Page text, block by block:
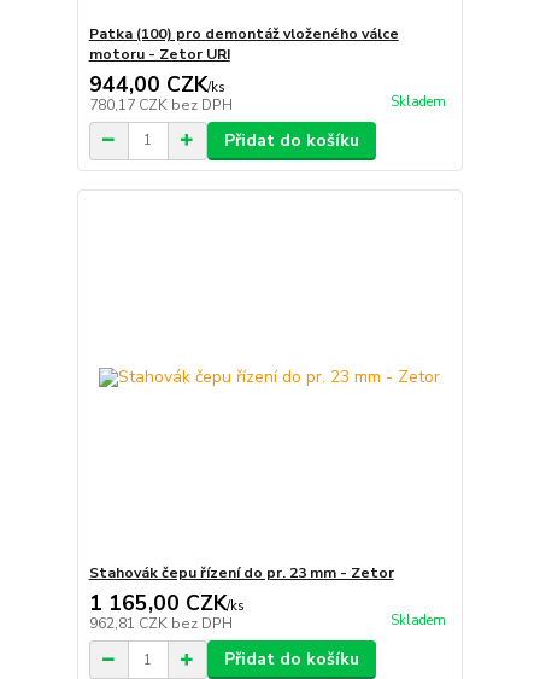
Patka (100) pro demontáž vloženého válce
motoru - Zetor URI
944,00 CZK/ks
780,17 CZK bez DPH Skladem
Přidat do košíku
Stahovák čepu řízení do pr. 23 mm - Zetor
1 165,00 CZK/ks
962,81 CZK bez DPH Skladem
Přidat do košíku